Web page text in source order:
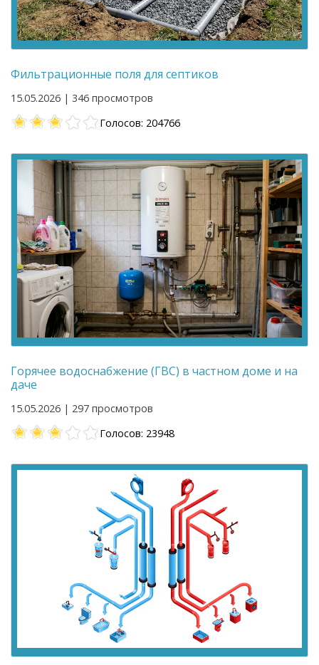
Фильтрационные поля для септиков
15.05.2026 | 346 просмотров
Голосов: 204766
Горячее водоснабжение (ГВС) в частном доме и на
даче
15.05.2026 | 297 просмотров
Голосов: 23948